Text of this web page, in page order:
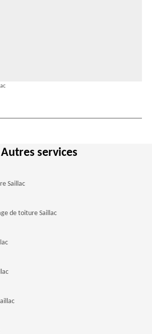
Autres services
Saillac
de toiture Saillac